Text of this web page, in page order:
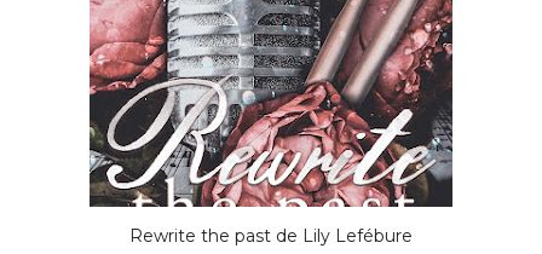
Rewrite the past de Lily Lefébure